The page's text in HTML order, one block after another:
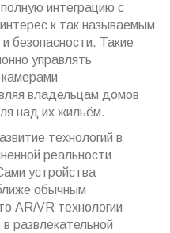
интеграцию с
к так называемым
безопасности. Такие
управлять
владельцам домов
над их жильём.
технологий в
реальности
устройства
обычным
AR/VR технологии
развлекательной